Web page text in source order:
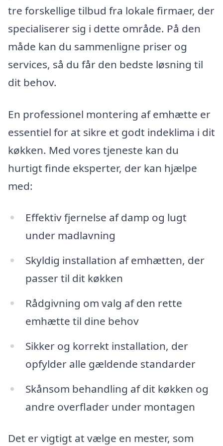
tre forskellige tilbud fra lokale firmaer, der
specialiserer sig i dette område. På den
måde kan du sammenligne priser og
services, så du får den bedste løsning til
dit behov.
En professionel montering af emhætte er
essentiel for at sikre et godt indeklima i dit
køkken. Med vores tjeneste kan du
hurtigt finde eksperter, der kan hjælpe
med:
Effektiv fjernelse af damp og lugt
under madlavning
Skyldig installation af emhætten, der
passer til dit køkken
Rådgivning om valg af den rette
emhætte til dine behov
Sikker og korrekt installation, der
opfylder alle gældende standarder
Skånsom behandling af dit køkken og
andre overflader under montagen
Det er vigtigt at vælge en mester, som